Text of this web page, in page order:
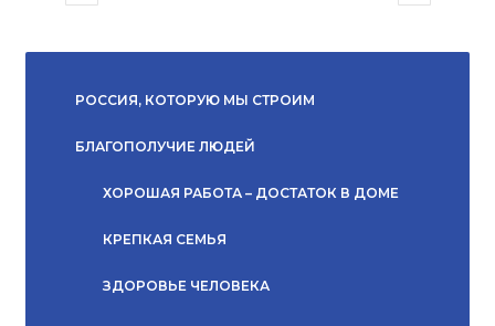
РОССИЯ, КОТОРУЮ МЫ СТРОИМ
БЛАГОПОЛУЧИЕ ЛЮДЕЙ
ХОРОШАЯ РАБОТА – ДОСТАТОК В ДОМЕ
КРЕПКАЯ СЕМЬЯ
ЗДОРОВЬЕ ЧЕЛОВЕКА